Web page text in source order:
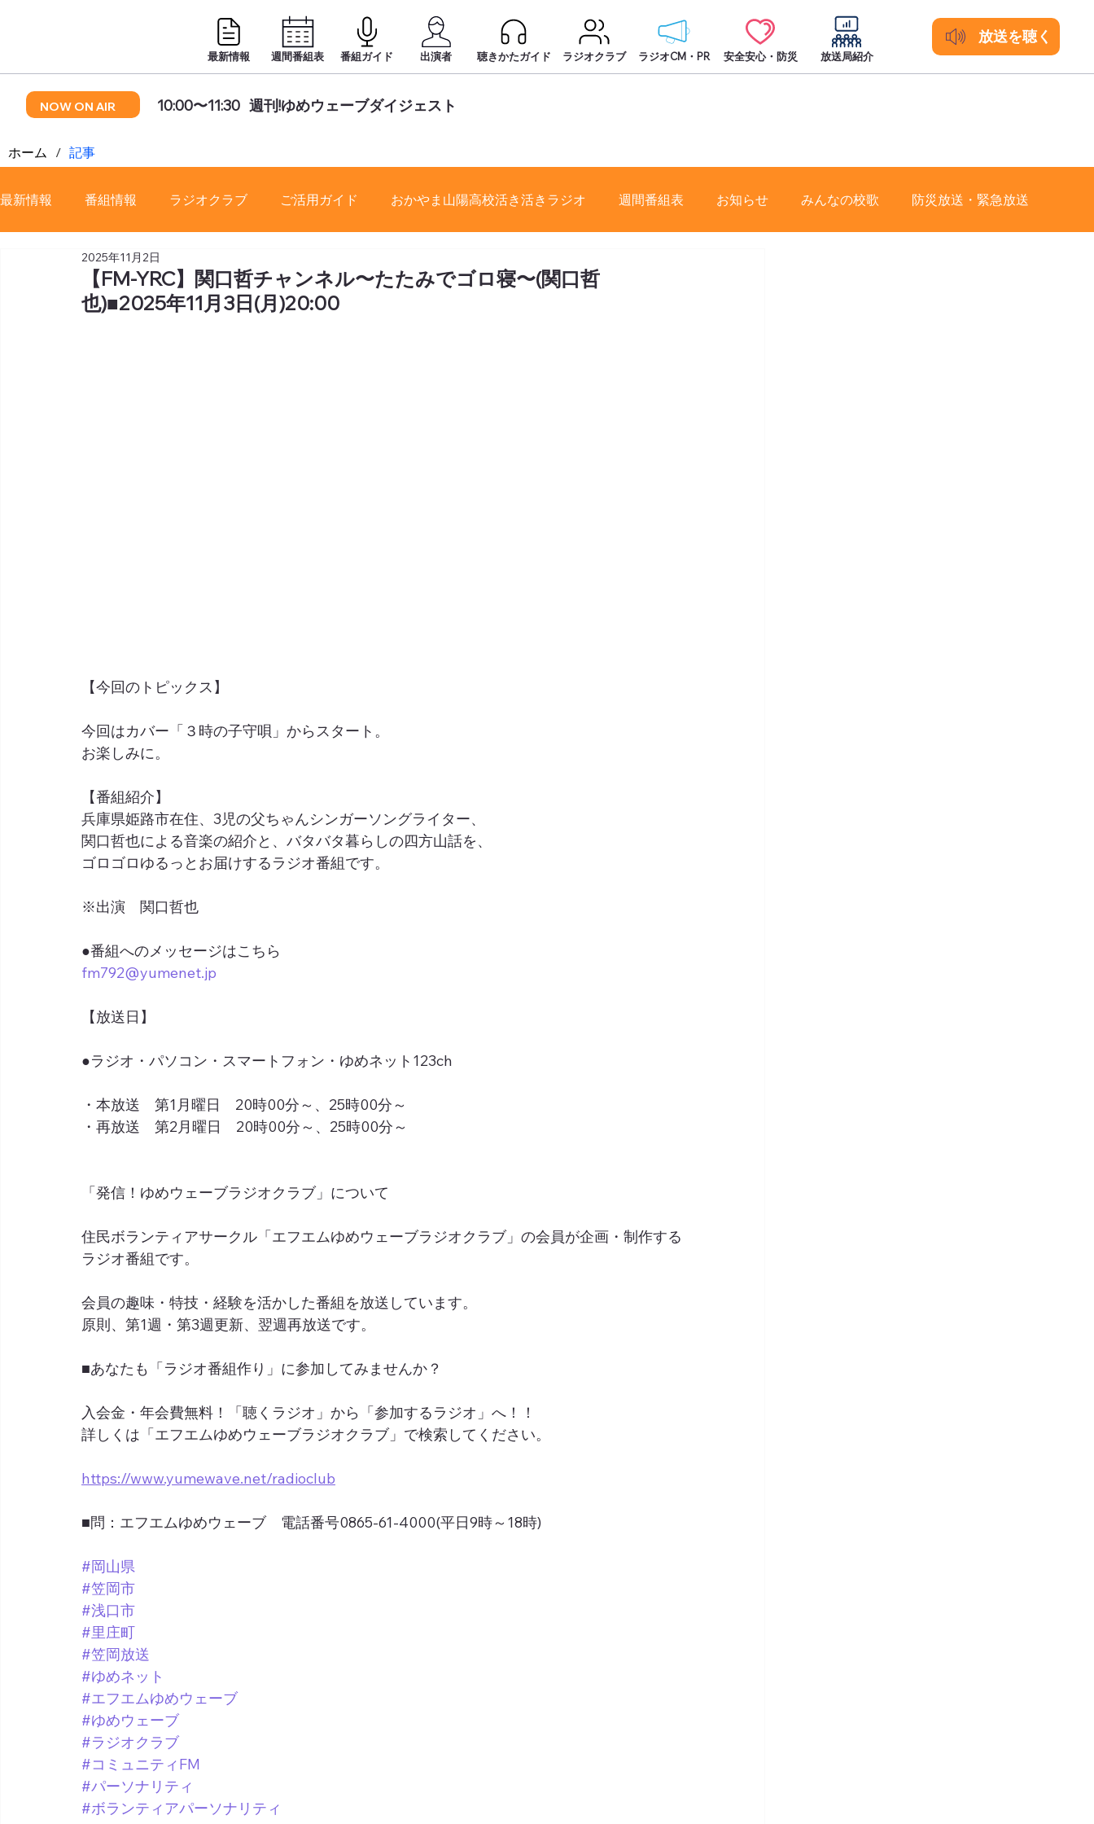
ホーム / 記事
NOW ON AIR 10:00〜11:30 週刊!ゆめウェーブダイジェスト
最新情報 週間番組表 番組ガイド 出演者 聴きかたガイド ラジオクラブ ラジオCM・PR 安全安心・防災 放送局紹介
放送を聴く
最新情報 番組情報 ラジオクラブ ご活用ガイド おかやま山陽高校活き活きラジオ 週間番組表 お知らせ みんなの校歌 防災放送・緊急放送
番組審議会
【FM-YRC】関口哲チャンネル〜たたみでゴロ寝〜(関口哲
也)■2025年11月3日(月)20:00
2025年11月2日
【今回のトピックス】
今回はカバー「３時の子守唄」からスタート。
お楽しみに。
【番組紹介】
兵庫県姫路市在住、3児の父ちゃんシンガーソングライター、
関口哲也による音楽の紹介と、バタバタ暮らしの四方山話を、
ゴロゴロゆるっとお届けするラジオ番組です。
※出演　関口哲也
●番組へのメッセージはこちら
fm792@yumenet.jp
【放送日】
●ラジオ・パソコン・スマートフォン・ゆめネット123ch
・本放送　第1月曜日　20時00分～、25時00分～
・再放送　第2月曜日　20時00分～、25時00分～
「発信！ゆめウェーブラジオクラブ」について
住民ボランティアサークル「エフエムゆめウェーブラジオクラブ」の会員が企画・制作する
ラジオ番組です。
会員の趣味・特技・経験を活かした番組を放送しています。
原則、第1週・第3週更新、翌週再放送です。
■あなたも「ラジオ番組作り」に参加してみませんか？
入会金・年会費無料！「聴くラジオ」から「参加するラジオ」へ！！
詳しくは「エフエムゆめウェーブラジオクラブ」で検索してください。
https://www.yumewave.net/radioclub
■問：エフエムゆめウェーブ　電話番号0865-61-4000(平日9時～18時)
#岡山県
#笠岡市
#浅口市
#里庄町
#笠岡放送
#ゆめネット
#エフエムゆめウェーブ
#ゆめウェーブ
#ラジオクラブ
#コミュニティFM
#パーソナリティ
#ボランティアパーソナリティ